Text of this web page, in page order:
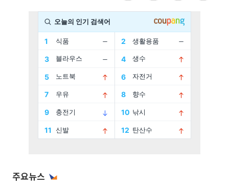
주요뉴스